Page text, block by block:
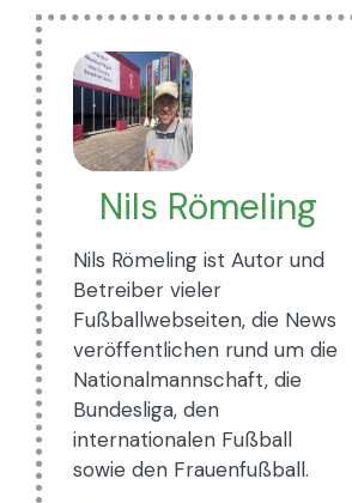
Nils Römeling
Nils Römeling ist Autor und
Betreiber vieler
Fußballwebseiten, die News
veröffentlichen rund um die
Nationalmannschaft, die
Bundesliga, den
internationalen Fußball
sowie den Frauenfußball.